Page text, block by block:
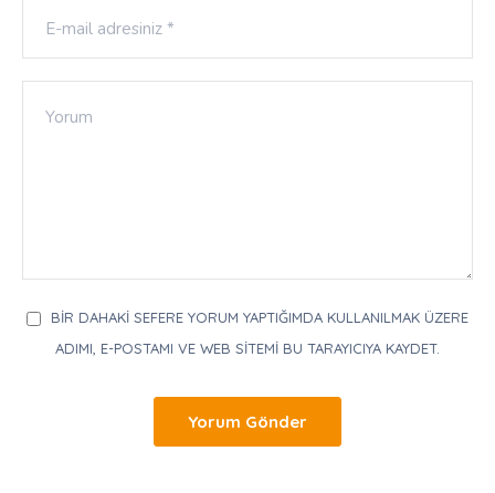
BIR DAHAKI SEFERE YORUM YAPTIĞIMDA KULLANILMAK ÜZERE
ADIMI, E-POSTAMI VE WEB SITEMI BU TARAYICIYA KAYDET.